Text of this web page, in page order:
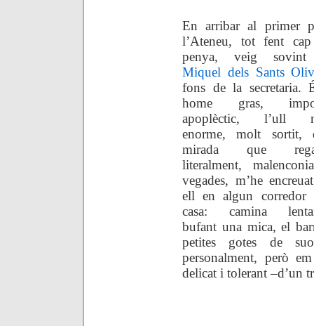
En arribar al primer
l’Ateneu, tot fent
penya, veig
Miquel dels Sants
fons de la secretaria.
home gras,
apoplèctic, l’ull
enorme, molt sortit,
mirada que
literalment,
vegades, m’he
ell en algun corredor
casa: camina
bufant una mica, el
petites gotes de
personalment, però
delicat i tolerant –d’un